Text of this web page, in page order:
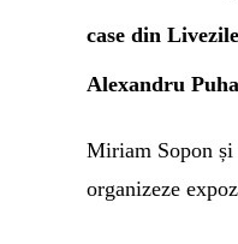
case din
Alexandru
Miriam Sopon și
organizeze